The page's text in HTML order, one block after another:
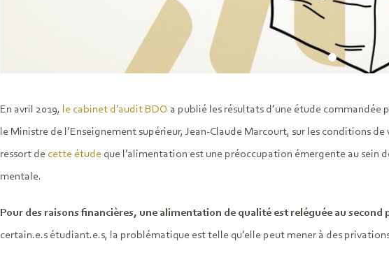
En avril 2019, le cabinet d’audit BDO a publié les résultats d’une étude commandée
le Ministre de l’Enseignement supérieur, Jean-Claude Marcourt, sur les conditions
ressort de cette étudeque l’alimentation est une préoccupation émergente au sein
mentale.
Pour des raisons financières, une alimentation de qualité est reléguée au
certain.e.s étudiant.e.s, la problématique est telle qu’elle peut mener à des